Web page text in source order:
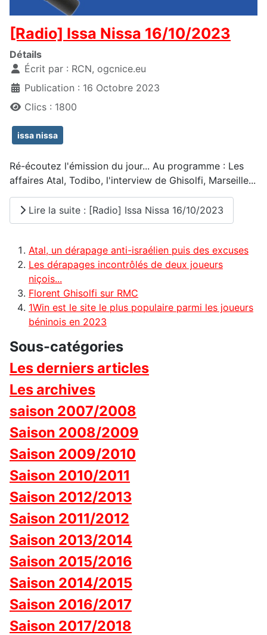
[Radio] Issa Nissa 16/10/2023
Détails
Écrit par : RCN, ogcnice.eu
Publication : 16 Octobre 2023
Clics : 1800
issa nissa
Ré-écoutez l'émission du jour... Au programme : Les
affaires Atal, Todibo, l'interview de Ghisolfi, Marseille...
Lire la suite : [Radio] Issa Nissa 16/10/2023
Atal, un dérapage anti-israélien puis des excuses
Les dérapages incontrôlés de deux joueurs
niçois...
Florent Ghisolfi sur RMC
1Win est le site le plus populaire parmi les joueurs
béninois en 2023
Sous-catégories
Les derniers articles
Les archives
saison 2007/2008
Saison 2008/2009
Saison 2009/2010
Saison 2010/2011
Saison 2012/2013
Saison 2011/2012
Saison 2013/2014
Saison 2015/2016
Saison 2014/2015
Saison 2016/2017
Saison 2017/2018